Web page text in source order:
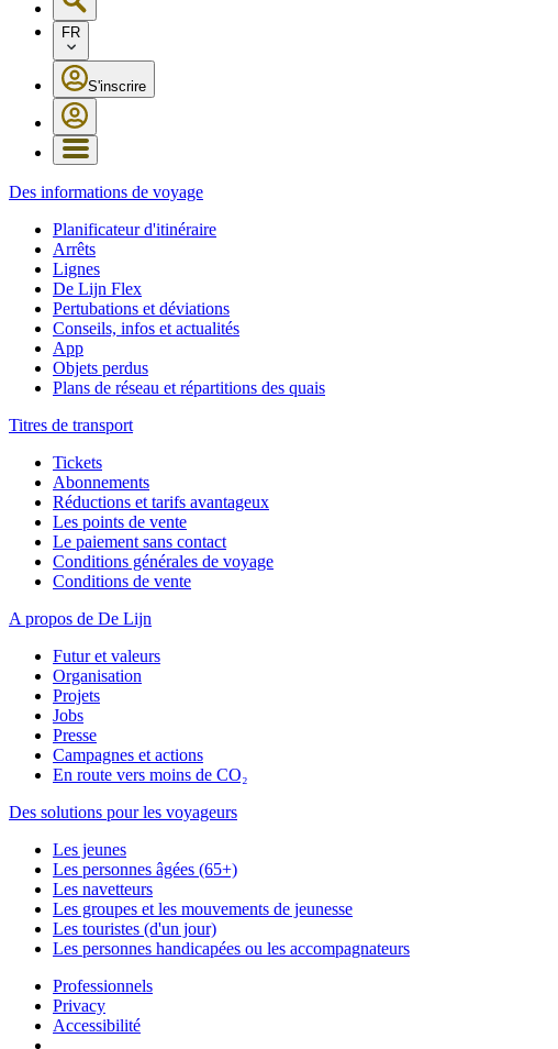
FR
S'inscrire
Des informations de voyage
Planificateur d'itinéraire
Arrêts
Lignes
De Lijn Flex
Pertubations et déviations
Conseils, infos et actualités
App
Objets perdus
Plans de réseau et répartitions des quais
Titres de transport
Tickets
Abonnements
Réductions et tarifs avantageux
Les points de vente
Le paiement sans contact
Conditions générales de voyage
Conditions de vente
A propos de De Lijn
Futur et valeurs
Organisation
Projets
Jobs
Presse
Campagnes et actions
En route vers moins de CO₂
Des solutions pour les voyageurs
Les jeunes
Les personnes âgées (65+)
Les navetteurs
Les groupes et les mouvements de jeunesse
Les touristes (d'un jour)
Les personnes handicapées ou les accompagnateurs
Professionnels
Privacy
Accessibilité